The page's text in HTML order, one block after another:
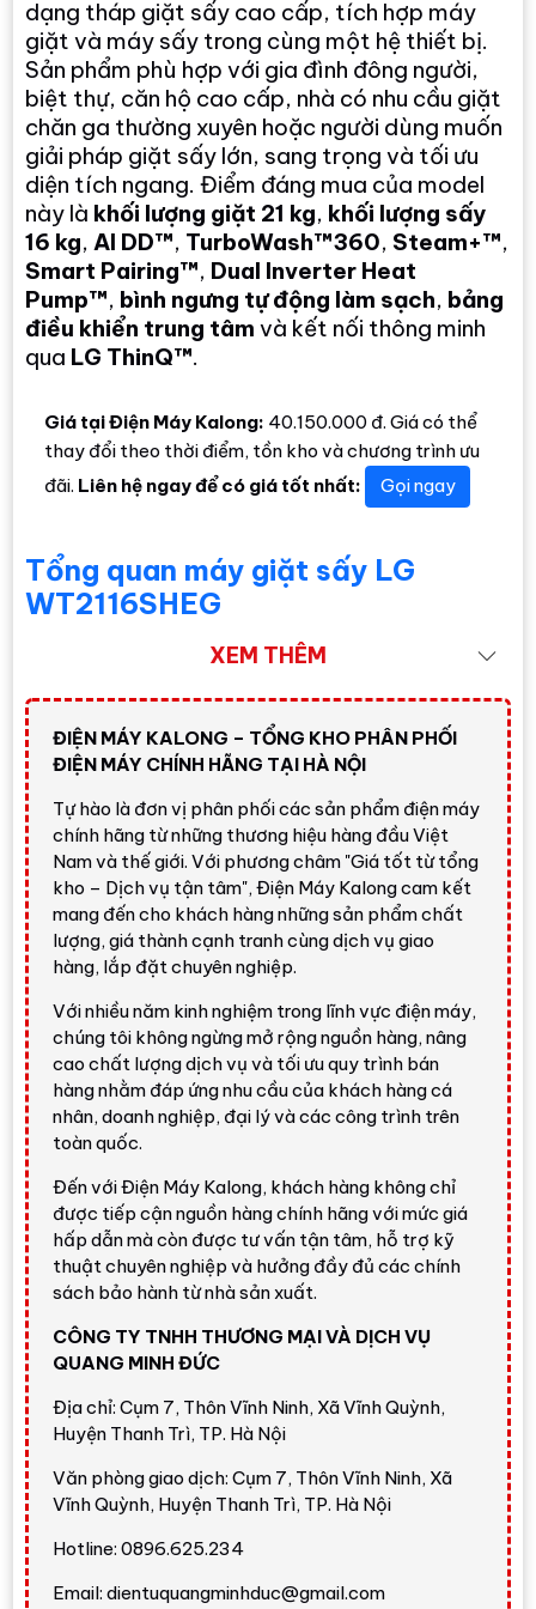
dạng tháp giặt sấy cao cấp, tích hợp máy
giặt và máy sấy trong cùng một hệ thiết bị.
Sản phẩm phù hợp với gia đình đông người,
biệt thự, căn hộ cao cấp, nhà có nhu cầu giặt
chăn ga thường xuyên hoặc người dùng muốn
giải pháp giặt sấy lớn, sang trọng và tối ưu
diện tích ngang. Điểm đáng mua của model
này là khối lượng giặt 21 kg, khối lượng sấy
16 kg, AI DD™, TurboWash™360, Steam+™,
Smart Pairing™, Dual Inverter Heat
Pump™, bình ngưng tự động làm sạch, bảng
điều khiển trung tâm và kết nối thông minh
qua LG ThinQ™.
Giá tại Điện Máy Kalong: 40.150.000 đ. Giá có thể
thay đổi theo thời điểm, tồn kho và chương trình ưu
đãi. Liên hệ ngay để có giá tốt nhất: Gọi ngay
Tổng quan máy giặt sấy LG
WT2116SHEG
là mẫutháp giặt sấy LG
máy sấy bơm nhiệt phía trên, dùng chung bảng điều khiển
trung tâm. Với khả năng giặt 21 kgvàsấy 16 kg, sản
phẩm đáp ứng tốt nhu cầu giặt sấy khối lượng lớn cho
gia đình trên 7 người, gia đình có trẻ nhỏ, nhà thường giặt
chăn ga hoặc người muốn xử lý nhiều quần áo trong một
lần.
Điểm khác biệt củaMáy giặt sấy LG Inverter 21 kg
WT2116SHEG so với máy giặt sấy lồng ngang thông
thường là thiết kế dạng tháp: giặt và sấy nằm ở hai
khoang riêng, giúp vận hành linh hoạt hơn, dung tích sấy
lớn hơn và tối ưu chiều ngang lắp đặt. Đây là lựa chọn
phù hợp nếu bạn cần hiệu quả giặt sấy cao hơn máy giặt
sấy 2 trong 1 nhưng vẫn muốn một hệ thống đồng bộ,
thẩm mỹ và dễ điều khiển.
Đánh giá nhanh từ Điện Máy
Kalong
Có nên mua LG WT2116SHEG không?
nếu bạn cần một hệ giặt sấy cao cấp, dung tích lớn
và muốn tách riêng khoang giặt - khoang sấy để sử
dụng hiệu quả hơn. So với máy giặt sấy 2 trong 1,
tháp giặt sấy giúp bạn giặt và sấy với tải lớn hơn,
nhiều quần áo cần xử lý liên tục.
minh,TurboWash™360rút ngắn thời gian giặt,
XEM THÊM
ĐIỆN MÁY KALONG – TỔNG KHO PHÂN PHỐI
ĐIỆN MÁY CHÍNH HÃNG TẠI HÀ NỘI
Tự hào là đơn vị phân phối các sản phẩm điện máy
chính hãng từ những thương hiệu hàng đầu Việt
Nam và thế giới. Với phương châm "Giá tốt từ tổng
kho – Dịch vụ tận tâm", Điện Máy Kalong cam kết
mang đến cho khách hàng những sản phẩm chất
lượng, giá thành cạnh tranh cùng dịch vụ giao
hàng, lắp đặt chuyên nghiệp.
Với nhiều năm kinh nghiệm trong lĩnh vực điện máy,
chúng tôi không ngừng mở rộng nguồn hàng, nâng
cao chất lượng dịch vụ và tối ưu quy trình bán
hàng nhằm đáp ứng nhu cầu của khách hàng cá
nhân, doanh nghiệp, đại lý và các công trình trên
toàn quốc.
Đến với Điện Máy Kalong, khách hàng không chỉ
được tiếp cận nguồn hàng chính hãng với mức giá
hấp dẫn mà còn được tư vấn tận tâm, hỗ trợ kỹ
thuật chuyên nghiệp và hưởng đầy đủ các chính
sách bảo hành từ nhà sản xuất.
CÔNG TY TNHH THƯƠNG MẠI VÀ DỊCH VỤ
QUANG MINH ĐỨC
Địa chỉ: Cụm 7, Thôn Vĩnh Ninh, Xã Vĩnh Quỳnh,
Huyện Thanh Trì, TP. Hà Nội
Văn phòng giao dịch: Cụm 7, Thôn Vĩnh Ninh, Xã
Vĩnh Quỳnh, Huyện Thanh Trì, TP. Hà Nội
Hotline: 0896.625.234
Email: dientuquangminhduc@gmail.com